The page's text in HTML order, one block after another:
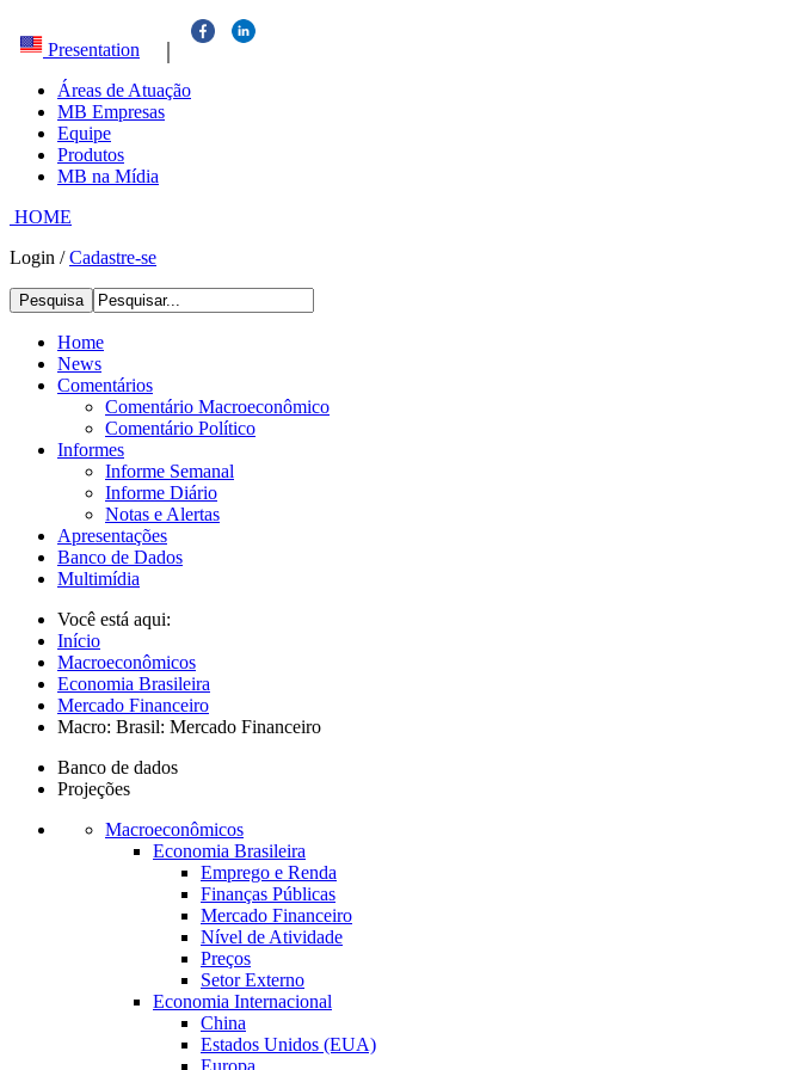
Presentation |
Áreas de Atuação
MB Empresas
Equipe
Produtos
MB na Mídia
HOME
Login /Cadastre-se
Pesquisa
Home
News
Comentários
Comentário Macroeconômico
Comentário Político
Informes
Informe Semanal
Informe Diário
Notas e Alertas
Apresentações
Banco de Dados
Multimídia
Você está aqui:
Início
Macroeconômicos
Economia Brasileira
Mercado Financeiro
Macro: Brasil: Mercado Financeiro
Banco de dados
Projeções
Macroeconômicos
Economia Brasileira
Emprego e Renda
Finanças Públicas
Mercado Financeiro
Nível de Atividade
Preços
Setor Externo
Economia Internacional
China
Estados Unidos (EUA)
Europa